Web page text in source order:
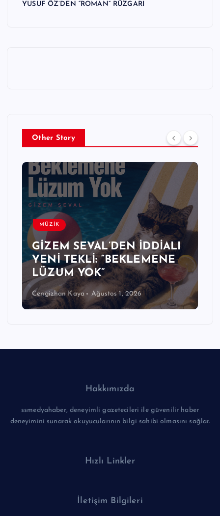
YUSUF ÖZ’DEN “ROMAN” RÜZGARI
Other Story
MÜZİK
GİZEM SEVAL’DEN İDDİALI
YENİ TEKLİ: “BEKLEMENE
LÜZUM YOK”
Cengizhan Kaya Ağustos 1, 2026
Hakkımızda
ssmedyahaber, deneyimli gazetecileri ile güvenilir haber
deneyimini sunarak okuyucularının bilgi sahibi olmasını sağlar.
Hızlı Linkler
İletişim Bilgileri